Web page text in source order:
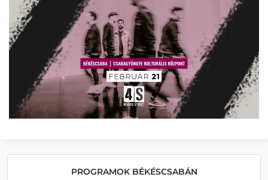
PROGRAMOK BÉKÉSCSABÁN